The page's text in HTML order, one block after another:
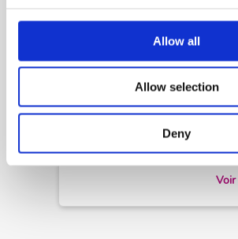
Allow all
Allow selection
Deny
CTX-500 AlgaStop